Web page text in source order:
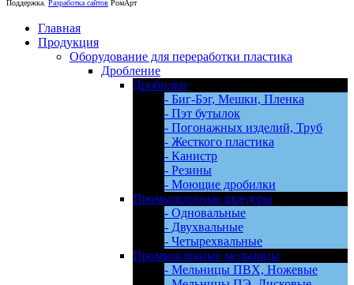
Поддержка. Разработка сайтов РомАрт
Главная
Продукция
Оборудование для переработки пластика
Дробление
Дробилки
- Биг-Бэг, Мешки, Пленка
- Пэт бутылок
- Погонажных изделий, Труб
- Жесткого пластика
- Канистр
- Резины
- Моющие дробилки
Промышленные шредеры
- Одновальные
- Двухвальные
- Четырехвальные
Промышленные мельницы
- Мельницы ПВХ, Ножевые